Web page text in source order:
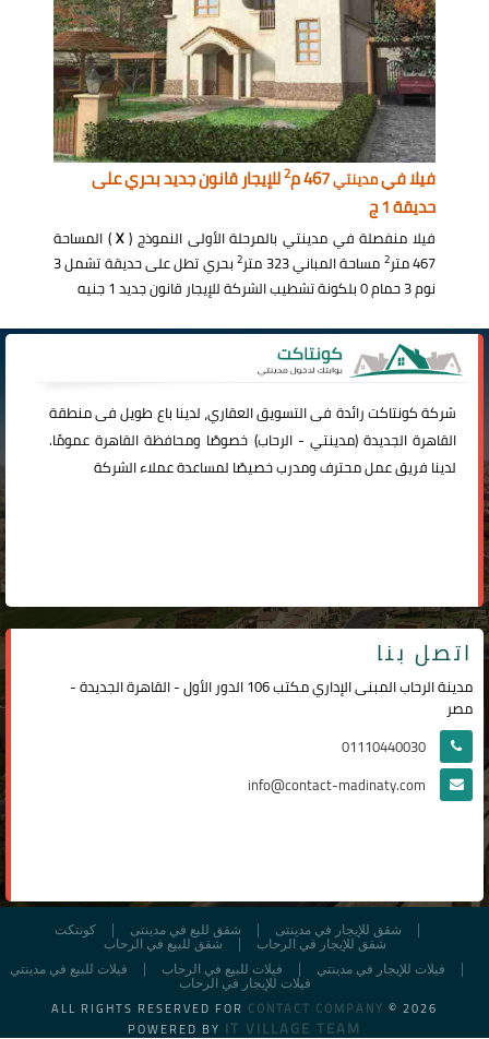
فيلا فيمدينتي 2للإيجار قانون جديد بحري على
حديقة 1 ج
فيلا منفصلة في مدينتي بالمرحلة الأولى النموذج (X) المساحة
467 متر
2 مساحة المباني 323 متر 2
بحري تطل على حديقة تشمل 3
نوم 3 حمام 0 بلكونة تشطيب الشركة للإيجار قانون جديد 1 جنيه
شركةكونتاكترائدة فى التسويق العقاري، لدينا باع طويل فى منطقة
القاهرة الجديدة (مدينتي -الرحاب) خصوصًا ومحافظة القاهرة عمومًا.
لدينا فريق عمل محترف ومدرب خصيصًا لمساعدة عملاء الشركة
اتصل بنا
مدينة الرحاب المبنى الإداري مكتب 106 الدور الأول - القاهرة الجديدة -
مصر
01110440030
info@contact-madinaty.com
كونتكت شقق لليع في مدينتى
شقق للإيجار في مدينتى
شقق للبيع في الرحاب
شقق للإيجار في الرحاب
فيلات للبيع في مدينتي
فيلات للبيع في الرحاب
فيلات للإيجار في مدينتي
فيلات للإيجار في الرحاب
ALL RIGHTS RESERVED FOR CONTACT COMPANY © 2026
POWERED BY IT VILLAGE TEAM